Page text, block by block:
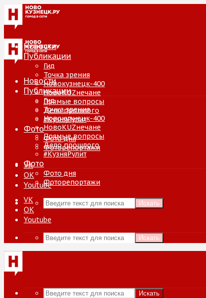
Новости
Публикации
Гид
Точка зрения
Новокузнецк-400
НовоKUZнечане
Прямые вопросы
Дело прошлого
#КузняРулит
Фото
Фото дня
Фоторепортажи
VK
ОК
Youtube
Искать
Новости
Публикации
Гид
Точка зрения
Новокузнецк-400
НовоKUZнечане
Прямые вопросы
Дело прошлого
#КузняРулит
Фото
Фото дня
Фоторепортажи
VK
ОК
Youtube
Искать
Искать